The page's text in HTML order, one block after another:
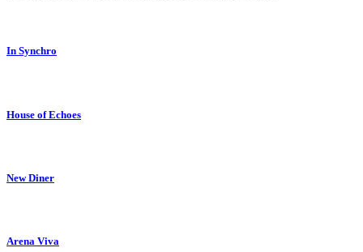
In Synchro
House of Echoes
New Diner
Arena Viva